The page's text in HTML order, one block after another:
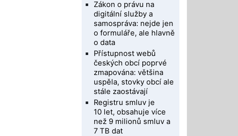
Zákon o právu na
digitální služby a
samospráva: nejde jen
o formuláře, ale hlavně
o data
Přístupnost webů
českých obcí poprvé
zmapována: většina
uspěla, stovky obcí ale
stále zaostávají
Registru smluv je
10 let, obsahuje více
než 9 milionů smluv a
7 TB dat